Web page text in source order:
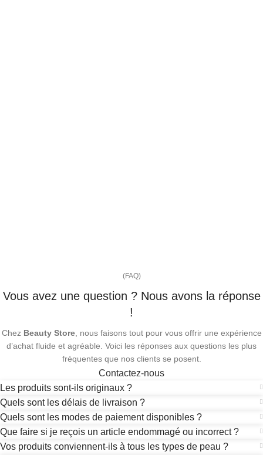
(FAQ)
Vous avez une question ? Nous avons la réponse
!
Chez Beauty Store, nous faisons tout pour vous offrir une expérience
d’achat fluide et agréable. Voici les réponses aux questions les plus
fréquentes que nos clients se posent.
Contactez-nous
Les produits sont-ils originaux ?
Quels sont les délais de livraison ?
Quels sont les modes de paiement disponibles ?
Que faire si je reçois un article endommagé ou incorrect ?
Vos produits conviennent-ils à tous les types de peau ?